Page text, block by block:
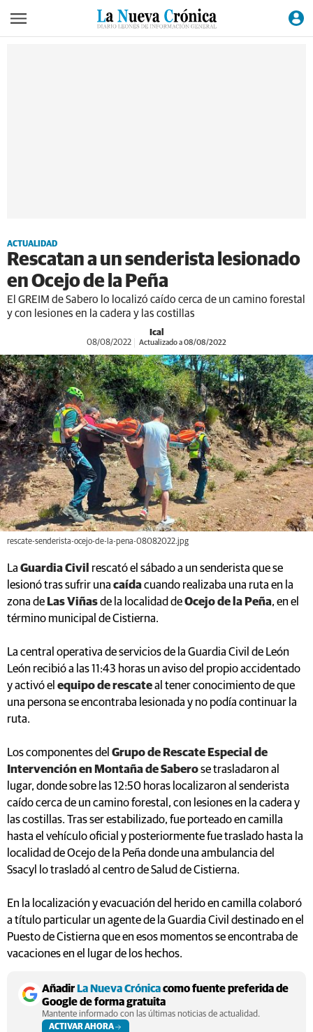
ACTUALIDAD
Rescatan a un senderista lesionado
en Ocejo de la Peña
El GREIM de Sabero lo localizó caído cerca de un camino forestal
y con lesiones en la cadera y las costillas
Ical
08/08/2022 Actualizado a 08/08/2022
rescate-senderista-ocejo-de-la-pena-08082022.jpg
La Guardia Civil rescató el sábado a un senderista que se
lesionó tras sufrir una caídacuando realizaba una ruta en la
zona de Las Viñasde la localidad deOcejo de la Peña, en el
término municipal de Cistierna.
La central operativa de servicios de la Guardia Civil de León
León recibió a las 11:43 horas un aviso del propio accidentado
y activó el equipo de rescateal tener conocimiento de que
una persona se encontraba lesionada y no podía continuar la
ruta.
Los componentes del Grupo de Rescate Especial de
Intervención en Montaña de Saberose trasladaron al
lugar, donde sobre las 12:50 horas localizaron al senderista
caído cerca de un camino forestal, con lesiones en la cadera y
las costillas. Tras ser estabilizado, fue porteado en camilla
hasta el vehículo oficial y posteriormente fue traslado hasta la
localidad de Ocejo de la Peña donde una ambulancia del
Ssacyl lo trasladó al centro de Salud de Cistierna.
En la localización y evacuación del herido en camilla colaboró
a título particular un agente de la Guardia Civil destinado en el
Puesto de Cistierna que en esos momentos se encontraba de
vacaciones en el lugar de los hechos.
AñadirLa Nueva Crónicacomo fuente preferida de
Google de forma gratuita
Mantente informado con las últimas noticias de actualidad.
ACTIVAR AHORA